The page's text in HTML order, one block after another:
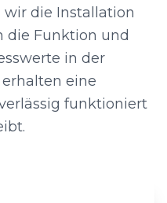
wir die Installation
die Funktion und
in der
eine
funktioniert